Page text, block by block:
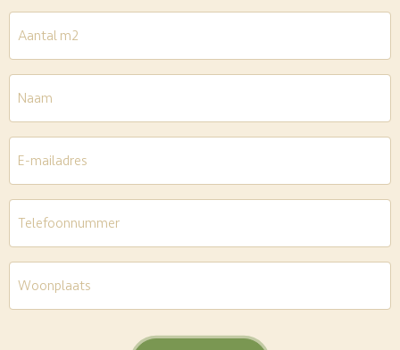
Aantal
m2 *
Naam
E-
mailadres *
Telefoon
Woonplaats